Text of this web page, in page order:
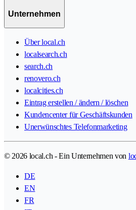
Unternehmen
Über local.ch
localsearch.ch
search.ch
renovero.ch
localcities.ch
Eintrag erstellen / ändern / löschen
Kundencenter für Geschäftskunden
Unerwünschtes Telefonmarketing
© 2026 local.ch - Ein Unternehmen von
DE
EN
FR